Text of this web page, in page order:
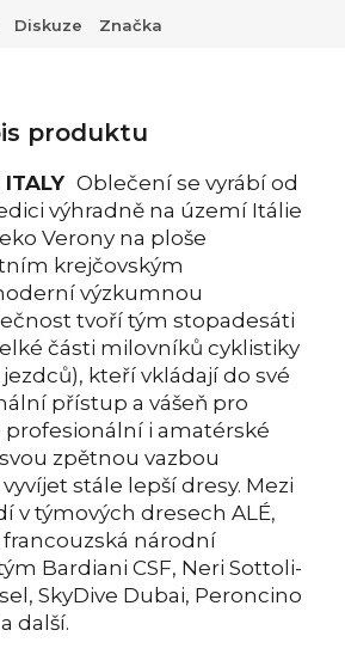
Diskuze Značka
produktu
Oblečení se vyrábí od
výhradně na území Itálie
Verony na ploše
krejčovským
výzkumnou
tvoří tým stopadesáti
části milovníků cyklistiky
kteří vkládají do své
přístup a vášeň pro
profesionální i amatérské
zpětnou vazbou
stále lepší dresy. Mezi
v týmových dresech ALÉ,
národní
Bardiani CSF, Neri Sottoli-
SkyDive Dubai, Peroncino
další.